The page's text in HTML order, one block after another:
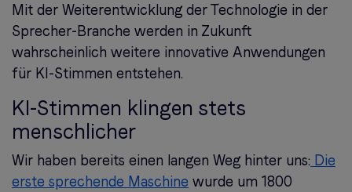
Mit der Weiterentwicklung der Technologie in der
Sprecher-Branche werden in Zukunft
wahrscheinlich weitere innovative Anwendungen
für KI-Stimmen entstehen.
KI-Stimmen klingen stets
menschlicher
Wir haben bereits einen langen Weg hinter uns: Die
erste sprechende Maschine wurde um 1800